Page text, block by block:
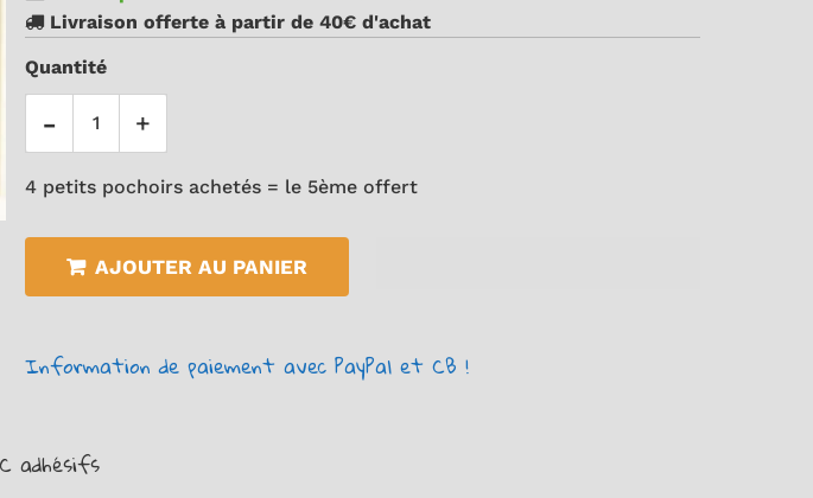
Livraison offerte à partir de 40€ d'achat
Quantité
+
-
4 petits pochoirs achetés = le 5ème offert
AJOUTER AU PANIER
Information de paiement avec PayPal et CB !
adhésifs